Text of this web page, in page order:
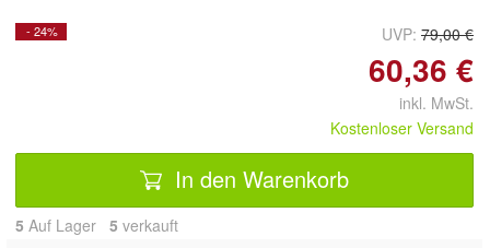
- 24% UVP: 79,00 €
60,36 €
inkl. MwSt.
Kostenloser Versand
In den Warenkorb
5 Auf Lager 5 verkauft